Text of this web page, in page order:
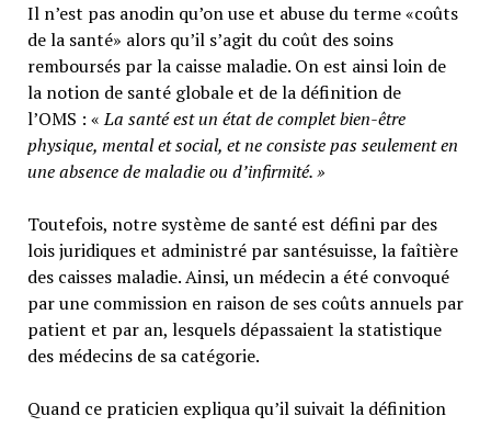
Il n’est pas anodin qu’on use et abuse du terme «coûts
de la santé» alors qu’il s’agit du coût des soins
remboursés par la caisse maladie. On est ainsi loin de
la notion de santé globale et de la définition de
l’OMS : «La santé est un état de complet bien-être
physique, mental et social, et ne consiste pas seulement en
une absence de maladie ou d’infirmité.»
Toutefois, notre système de santé est défini par des
lois juridiques et administré par santésuisse, la faîtière
des caisses maladie. Ainsi, un médecin a été convoqué
par une commission en raison de ses coûts annuels par
patient et par an, lesquels dépassaient la statistique
des médecins de sa catégorie.
Quand ce praticien expliqua qu’il suivait la définition